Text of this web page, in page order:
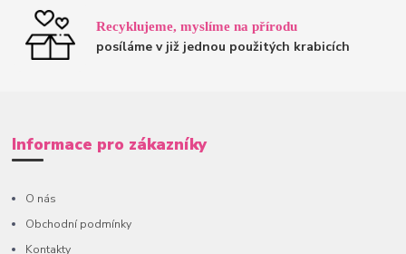
Recyklujeme, myslíme na přírodu
posíláme v již jednou použitých krabicích
Informace pro zákazníky
O nás
Obchodní podmínky
Kontakty